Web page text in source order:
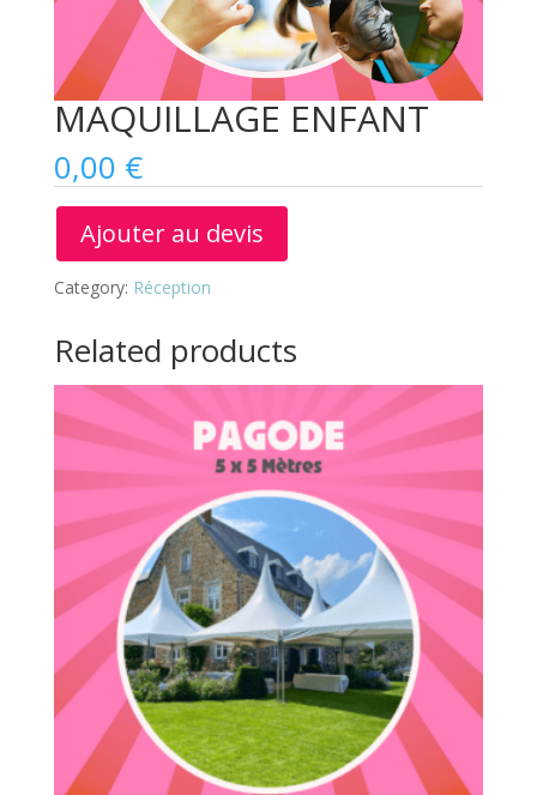
MAQUILLAGE ENFANT
0,00 €
Ajouter au devis
Category: Réception
Related products